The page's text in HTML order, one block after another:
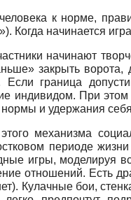
к норме,
Когда начинается
начинают
закрыть
граница
индивидом. При этом
и удержания
механизма
периоде
игры, моделируя
отношений. Есть
Кулачные бои,